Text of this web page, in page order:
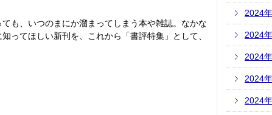
も、いつのまにか溜まってしまう本や雑誌。なかな
ってほしい新刊を、これから「書評特集」として、
2024
2024
2024
2024
2024